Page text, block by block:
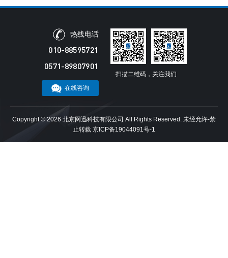
热线电话
010-88595721
0571-89807901
在线咨询
扫描二维码，关注我们
Copyright © 2026 北京网迅科技有限公司 All Rights Reserved. 未经允许-禁
止转载 京ICP备19044091号-1